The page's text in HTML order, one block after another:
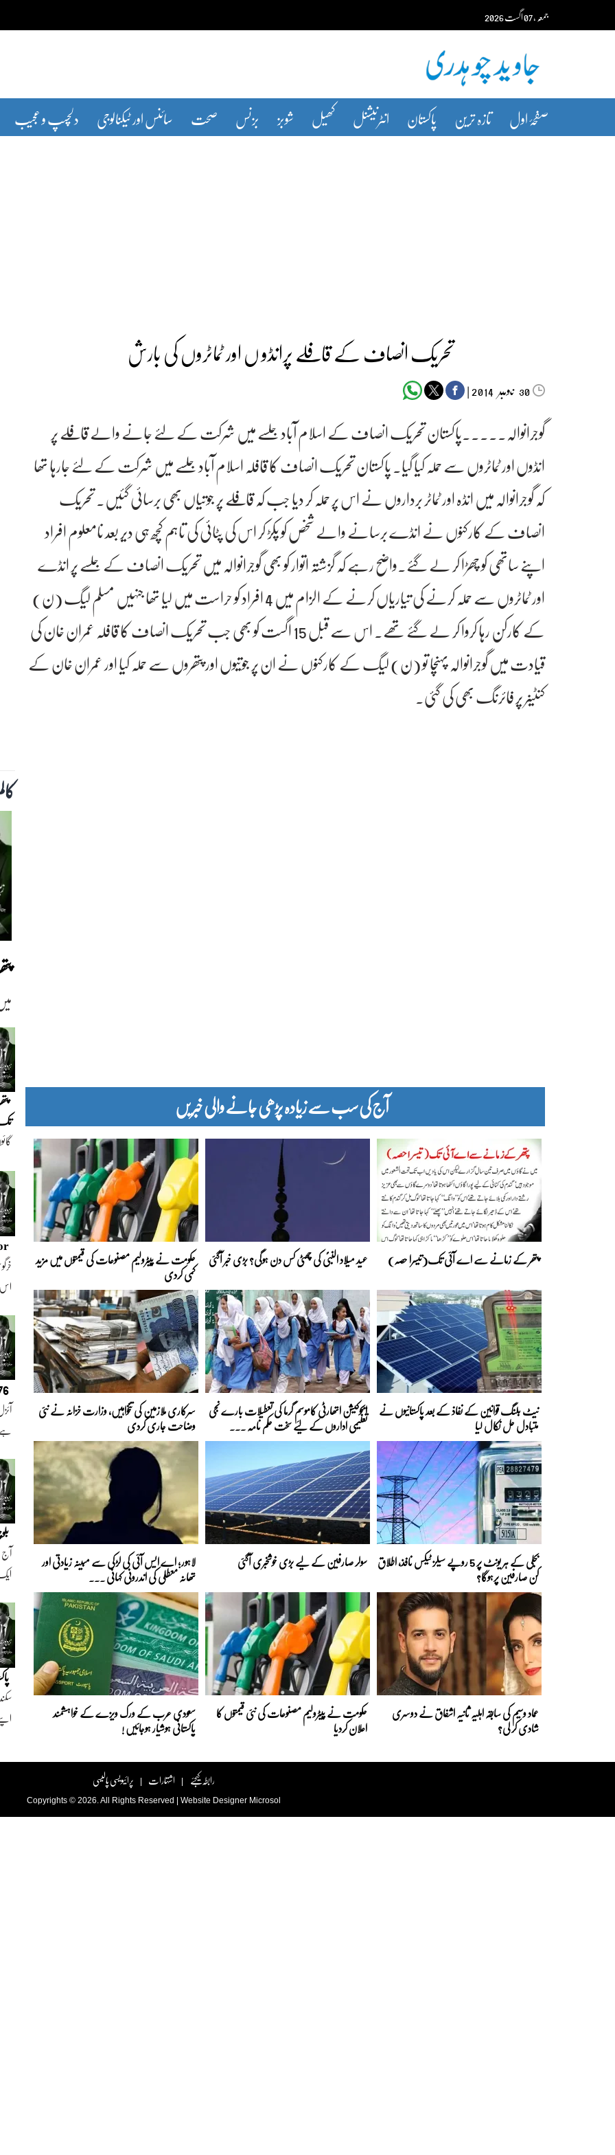
content جمعہ‬‮،07اگست‬‮2026
صفحۂ اول تازہ ترین پاکستان انٹرنیشنل کھیل شوبز بزنس صحت سائنس اور ٹیکنالوجی دلچسپ و عجیب
تحریک انصاف کے قافلے پرانڈو ں اور ٹماٹروں کی بارش
30‬‮نومبر‬‮ |
گوجرانوالہ۔۔۔۔۔پاکستان تحریک انصاف کے اسلام آباد جلسے میں شرکت کے لئے جانے والے قافلے پر
انڈوں اور ٹماٹروں سے حملہ کیا گیا۔ پاکستان تحریک انصاف کا قافلہ اسلام آباد جلسے میں شرکت کے لئے جارہا تھا
کہ گوجرانوالہ میں انڈہ اور ٹماٹر برداروں نے اس پر حملہ کر دیا جب کہ قافلے پر جوتیاں بھی برسائی گئیں۔ تحریک
انصاف کے کارکنوں نے انڈے برسانے والے شخص کو پکڑ کر اس کی پٹائی کی تاہم کچھ ہی دیر بعد نامعلوم افراد
اپنے ساتھی کو چھڑا کر لے گئے۔واضح رہے کہ گزشتہ اتوار کو بھی گوجرانوالہ میں تحریک انصاف کے جلسے پر انڈے
اور ٹماٹروں سے حملہ کرنے کی تیاریاں کرنے کے الزام میں 4 افراد کو حراست میں لیا تھا جنہیں مسلم لیگ (ن)
کے کارکن رہا کروا کر لے گئے تھے۔ اس سے قبل 15 اگست کو بھی جب تحریک انصاف کا قافلہ عمران خان کی
قیادت میں گوجرانوالہ پہنچا تو (ن) لیگ کے کارکنوں نے ان پر جوتیوں اور پتھروں سے حملہ کیا اور عمران خان کے
کنٹینر پر فائرنگ بھی کی گئی۔
آج کی سب سے زیادہ پڑھی جانے والی خبریں
پتھر کے زمانے سے اے آئی تک(تیسرا حصہ) عید میلاد النبیؐ کی چھٹی کس دن ہوگی؟ بڑی خبر آگئی حکومت نے پیٹرولیم مصنوعات کی قیمتوں میں مزید
کمی کردی
نیٹ بلنگ قوانین کے نفاذ کے بعد پاکستانیوں نے
متبادل حل نکال لیا
ایجوکیشن اتھارٹی کاموسمِ گرما کی تعطیلات بارے نجی
تعلیمی اداروں کے لیے سخت حکم نامہ ...
سرکاری ملازمین کی تنخواہیں، وزارت خزانہ نے نئی
وضاحت جاری کردی
بجلی کے ہر یونٹ پر 5 روپے سیلز ٹیکس نافذ، اطلاق
کن صارفین پرہوگا؟
سولر صارفین کے لیے بڑی خوشخبری آگئی لاہور؛ اے ایس آئی کی لڑکی سے مبینہ زیادتی اور
تھانہ معطلی کی اندرونی کہانی ...
عماد وسیم کی سابقہ اہلیہ ثانیہ اشفاق نے دوسری
شادی کر لی؟
حکومت نے پیٹرولیم مصنوعات کی نئی قیمتوں کا
اعلان کردیا
سعودی عرب کے ورک ویزے کے خواہشمند
پاکستانی ہوشیار ہوجائیں !
رابطہ کیجئے | اشتہارات | پرائیویسی پالیسی
Copyrights © 2026. All Rights Reserved | Website Designer Microsol